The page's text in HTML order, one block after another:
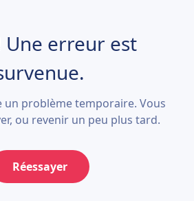
Une erreur est
un problème temporaire. Vous
ou revenir un peu plus tard.
Réessayer